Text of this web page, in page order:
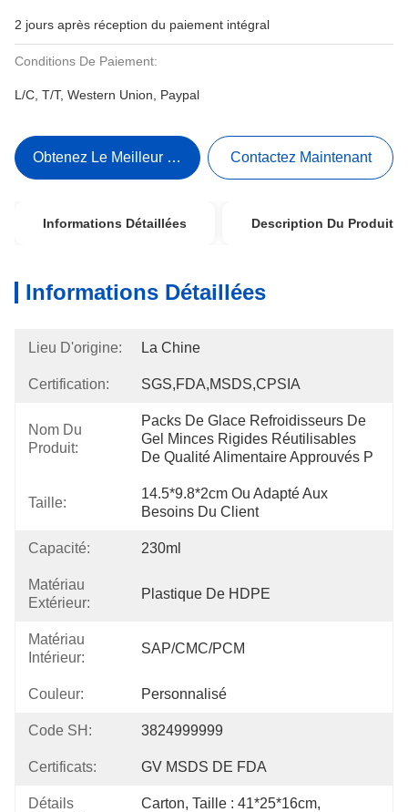
2 jours après réception du paiement intégral
Conditions De Paiement:
L/C, T/T, Western Union, Paypal
Obtenez Le Meilleur Prix Contactez Maintenant
Informations Détaillées Description Du Produit
Informations Détaillées
Lieu D'origine: La Chine
Certification: SGS,FDA,MSDS,CPSIA
Nom Du
Produit:
Packs De Glace Refroidisseurs De
Gel Minces Rigides Réutilisables
De Qualité Alimentaire Approuvés P
Taille:
14.5*9.8*2cm Ou Adapté Aux
Besoins Du Client
Capacité: 230ml
Matériau
Extérieur:
Plastique De HDPE
Matériau
Intérieur:
SAP/CMC/PCM
Couleur: Personnalisé
Code SH: 3824999999
Certificats: GV MSDS DE FDA
Détails
Carton, Taille : 41*25*16cm,